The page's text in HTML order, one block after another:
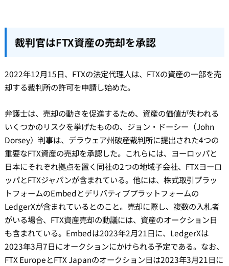
裁判官はFTX資産の売却を承認
2022年12月15日、FTXの法定代理人は、FTXの資産の一部を売
却する裁判所の許可を申請し始めた。
弁護士は、売却の動きを促進するため、資産の価値が失われる
いくつかのリスクを挙げたものの、ジョン・ドーシー（John
Dorsey）判事は、デラウェア州破産裁判所に提出された4つの
重要なFTX資産の売却を承認した。これらには、ヨーロッパと
日本にそれぞれ拠点を置く同社の2つの地域子会社、FTXヨーロ
ッパとFTXジャパンが含まれている。他には、株式取引プラッ
トフォームのEmbedとデリバティブプラットフォームの
LedgerXが含まれているとのこと。売却に際し、複数の入札者
がいる場合、FTX資産売却の動議には、資産のオークション日
も含まれている。Embedは2023年2月21日に、LedgerXは
2023年3月7日にオークションにかけられる予定である。なお、
FTX EuropeとFTX Japanのオークション日は2023年3月21日に